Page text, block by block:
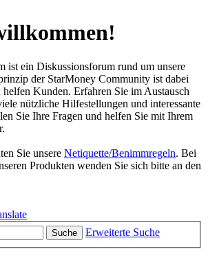
ist ein Diskussionsforum rund um unsere
der StarMoney Community ist dabei
Kunden. Erfahren Sie im Austausch
nützliche Hilfestellungen und interessante
Sie Ihre Fragen und helfen Sie mit Ihrem
Sie unsere Netiquette/Benimmregeln. Bei
Produkten wenden Sie sich bitte an den
Suche Erweiterte Suche